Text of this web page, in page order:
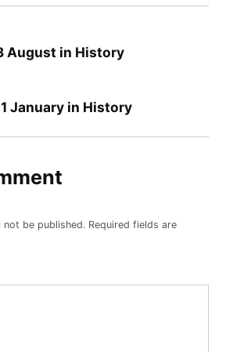
3 August in History
– 1 January in History
not be published. Required fields are